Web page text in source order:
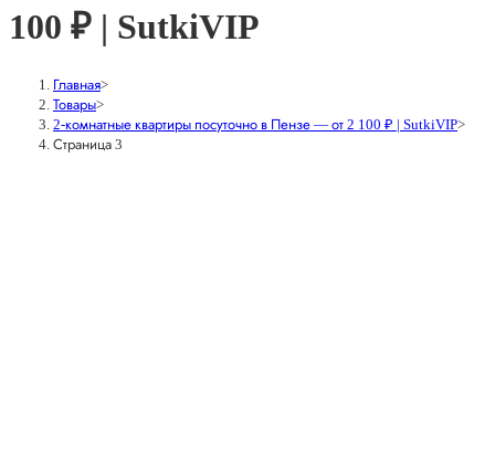
100 ₽ | SutkiVIP
Главная>
Товары>
2-комнатные квартиры посуточно в Пензе — от 2 100 ₽ | SutkiVIP>
Страница 3